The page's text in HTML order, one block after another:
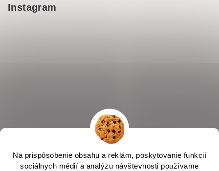
Na prispôsobenie obsahu a reklám, poskytovanie funkcií
sociálnych médií a analýzu návštevnosti používame
Instagram